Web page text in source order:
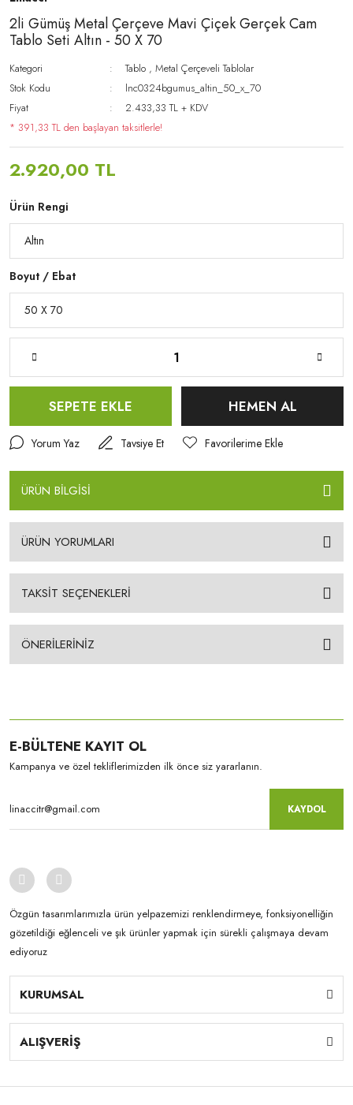
2li Gümüş Metal Çerçeve Mavi Çiçek Gerçek Cam
Tablo Seti Altın - 50 X 70
Kategori Tablo ,Metal Çerçeveli Tablolar
Stok Kodu
lnc0324bgumus_altin_50_x_70
Fiyat
2.433,33 TL + KDV
* 391,33 TL den başlayan taksitlerle!
2.920,00 TL
Ürün Rengi
Boyut / Ebat
SEPETE EKLE HEMEN AL
Yorum Yaz Tavsiye Et
ÜRÜN BİLGİSİ
ÜRÜN YORUMLARI
TAKSİT SEÇENEKLERİ
ÖNERİLERİNİZ
E-BÜLTENE KAYIT OL
Kampanya ve özel tekliflerimizden ilk önce siz yararlanın.
KAYDOL
Özgün tasarımlarımızla ürün yelpazemizi renklendirmeye, fonksiyonelliğin
gözetildiği eğlenceli ve şık ürünler yapmak için sürekli çalışmaya devam
ediyoruz
KURUMSAL
ALIŞVERİŞ